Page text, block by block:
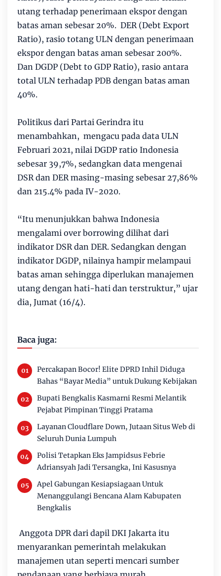
utang terhadap penerimaan ekspor dengan
batas aman sebesar 20%. DER (Debt Export
Ratio), rasio totang ULN dengan penerimaan
ekspor dengan batas aman sebesar 200%.
Dan DGDP (Debt to GDP Ratio), rasio antara
total ULN terhadap PDB dengan batas aman
40%.
Politikus dari Partai Gerindra itu
menambahkan, mengacu pada data ULN
Februari 2021, nilai DGDP ratio Indonesia
sebesar 39,7%, sedangkan data mengenai
DSR dan DER masing-masing sebesar 27,86%
dan 215.4% pada IV-2020.
“Itu menunjukkan bahwa Indonesia
mengalami over borrowing dilihat dari
indikator DSR dan DER. Sedangkan dengan
indikator DGDP, nilainya hampir melampaui
batas aman sehingga diperlukan manajemen
utang dengan hati-hati dan terstruktur,” ujar
dia, Jumat (16/4).
Baca juga:
Percakapan Bocor! Elite DPRD Inhil Diduga
Bahas “Bayar Media” untuk Dukung Kebijakan
Bupati Bengkalis Kasmarni Resmi Melantik
Pejabat Pimpinan Tinggi Pratama
Layanan Cloudflare Down, Jutaan Situs Web di
Seluruh Dunia Lumpuh
Polisi Tetapkan Eks Jampidsus Febrie
Adriansyah Jadi Tersangka, Ini Kasusnya
Apel Gabungan Kesiapsiagaan Untuk
Menanggulangi Bencana Alam Kabupaten
Bengkalis
Anggota DPR dari dapil DKI Jakarta itu
menyarankan pemerintah melakukan
manajemen utan seperti mencari sumber